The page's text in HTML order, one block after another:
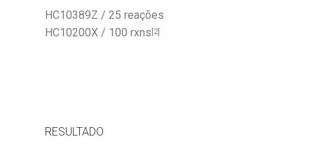
HC10389Z / 25 reações
HC10200X / 100 rxns [2]
RESULTADO